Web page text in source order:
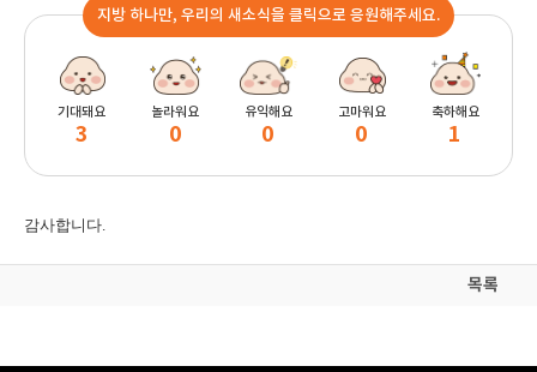
지방 하나만, 우리의 새소식을 클릭으로 응원해주세요.
기대돼요
3
놀라워요
0
유익해요
0
고마워요
0
축하해요
1
감사합니다.
목록